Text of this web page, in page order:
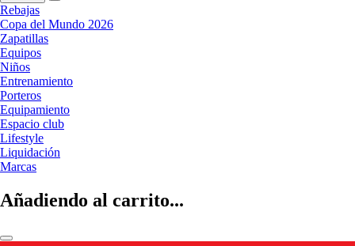
Rebajas
Copa del Mundo 2026
Zapatillas
Equipos
Niños
Entrenamiento
Porteros
Equipamiento
Espacio club
Lifestyle
Liquidación
Marcas
Añadiendo al carrito...